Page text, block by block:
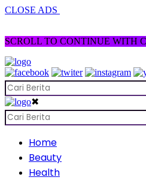
CLOSE ADS
SCROLL TO CONTINUE WITH
✖
Home
Beauty
Health